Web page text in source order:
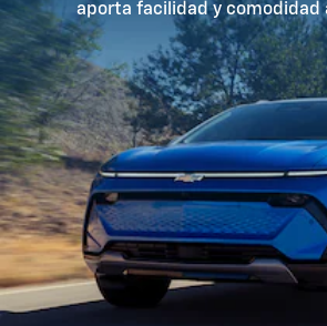
aporta facilidad y comodidad